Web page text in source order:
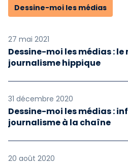
Dessine-moi les médias
27 mai 2021
Dessine-moi les médias : le
journalisme hippique
31 décembre 2020
Dessine-moi les médias :
journalisme à la chaîne
20 août 2020